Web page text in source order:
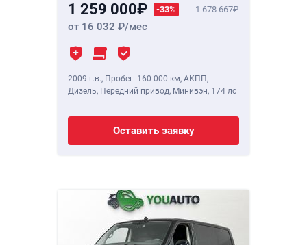
1 259 000 -33% 1 678 667
от 16 032 /мес
2009 г.в., Пробег: 160 000 км, АКПП,
Дизель, Передний привод, Минивэн, 174 лс
Оставить заявку